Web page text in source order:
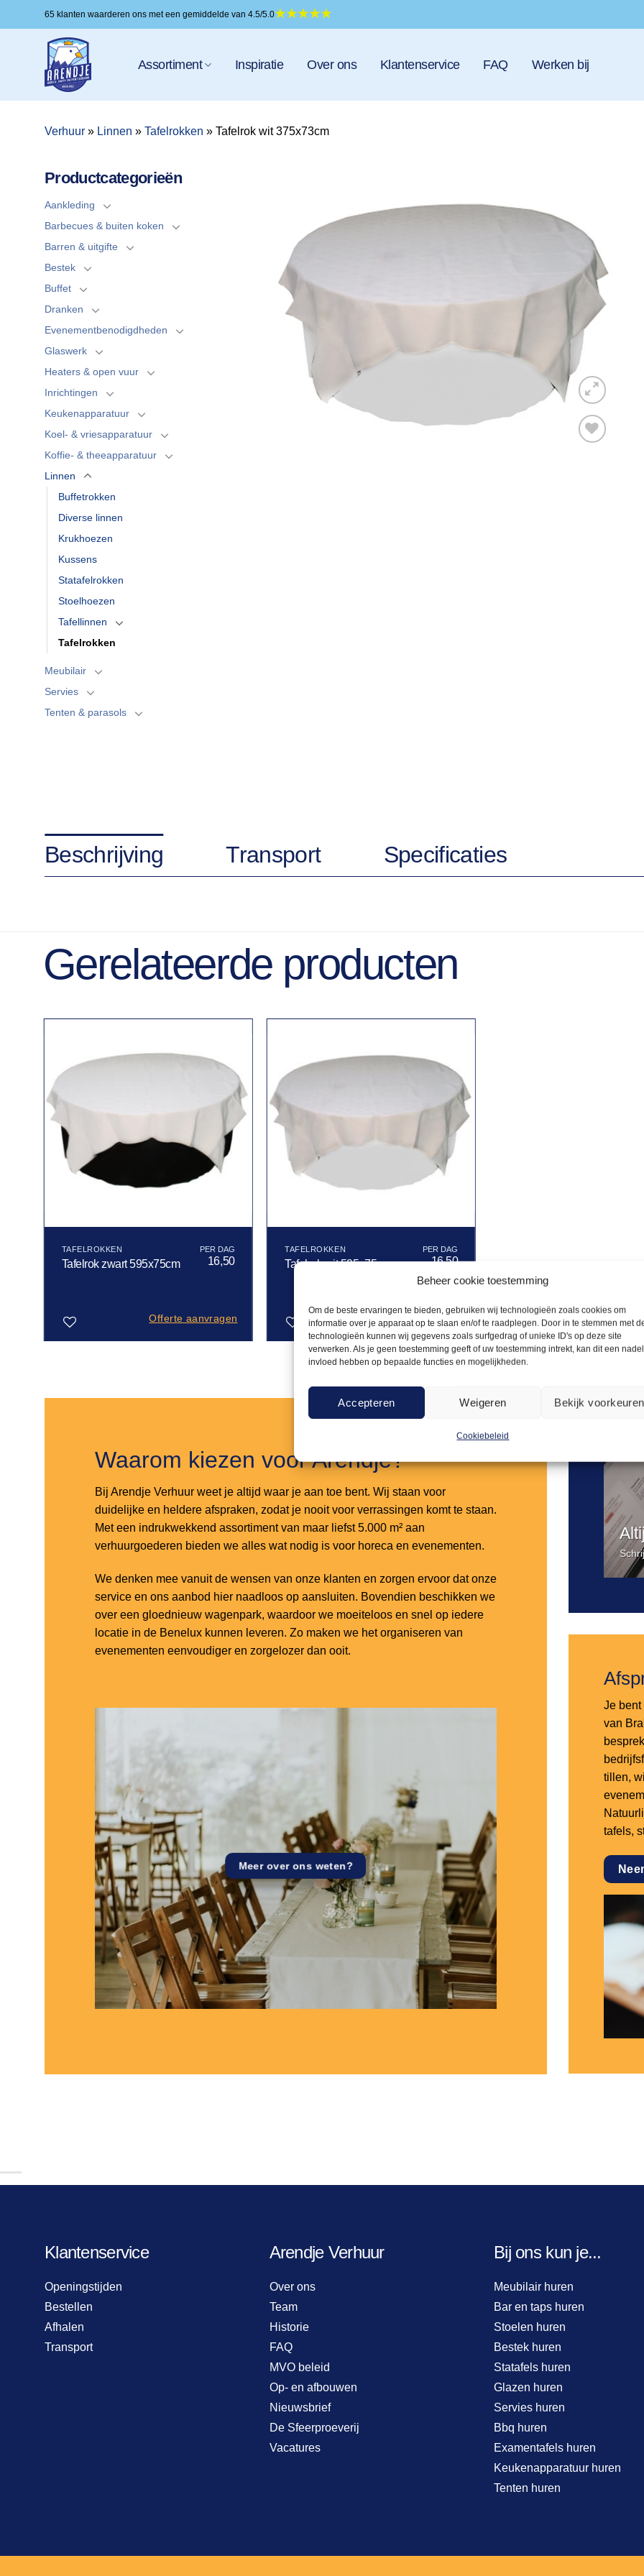
Beheer cookie toestemming
Om de beste ervaringen te bieden, gebruiken wij technologieën zoals cookies om
informatie over je apparaat op te slaan en/of te raadplegen. Door in te stemmen met
technologieën kunnen wij gegevens zoals surfgedrag of unieke ID's op deze site
verwerken. Als je geen toestemming geeft of uw toestemming intrekt, kan dit een
invloed hebben op bepaalde functies en mogelijkheden.
Accepteren Weigeren Bekijk voorkeuren
Cookiebeleid
naar
65 klanten waarderen ons met een gemiddelde van 4.5/5.0
Assortiment Inspiratie Over ons Klantenservice FAQ Werken bij
Verhuur » Linnen » Tafelrokken » Tafelrok wit 375x73cm
Productcategorieën
Aankleding
Barbecues & buiten koken
Barren & uitgifte
Bestek
Buffet
Dranken
Evenementbenodigdheden
Glaswerk
Heaters & open vuur
Inrichtingen
Keukenapparatuur
Koel- & vriesapparatuur
Koffie- & theeapparatuur
Linnen
Buffetrokken
Diverse linnen
Krukhoezen
Kussens
Statafelrokken
Stoelhoezen
Tafellinnen
Tafelrokken
Meubilair
Servies
Tenten & parasols
Beschrijving Transport Specificaties
Gerelateerde producten
TAFELROKKEN
Tafelrok zwart 595x75cm 16,50
Offerte aanvragen
TAFELROKKEN
Tafelrok wit 595x75cm 16,50
Offerte aanvragen
Waarom kiezen voor Arendje?
Bij Arendje Verhuur weet je altijd waar je aan toe bent. Wij staan voor
duidelijke en heldere afspraken, zodat je nooit voor verrassingen komt te staan.
Met een indrukwekkend assortiment van maar liefst 5.000 m² aan
verhuurgoederen bieden we alles wat nodig is voor horeca en evenementen.
We denken mee vanuit de wensen van onze klanten en zorgen ervoor dat onze
service en ons aanbod hier naadloos op aansluiten. Bovendien beschikken we
over een gloednieuw wagenpark, waardoor we moeiteloos en snel op iedere
locatie in de Benelux kunnen leveren. Zo maken we het organiseren van
evenementen eenvoudiger en zorgelozer dan ooit.
Meer over ons weten?
Je
van
tillen,
tafels,
Klantenservice
Openingstijden
Bestellen
Afhalen
Transport
Arendje Verhuur
Over ons
Team
Historie
FAQ
MVO beleid
Op- en afbouwen
Nieuwsbrief
De Sfeerproeverij
Vacatures
Bij ons kun je...
Meubilair huren
Bar en taps huren
Stoelen huren
Bestek huren
Statafels huren
Glazen huren
Servies huren
Bbq huren
Examentafels huren
Keukenapparatuur huren
Tenten huren